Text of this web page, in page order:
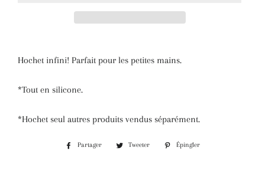
Hochet infini! Parfait pour les petites mains.
*Tout en silicone.
*Hochet seul autres produits vendus séparément.
Partager
PartagerTweeter
Tweeter Épingler